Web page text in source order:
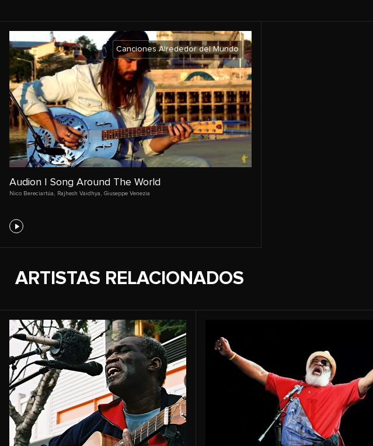
Canciones Alrededor del Mundo
Audion | Song Around The World
Nico Bereciartúa , Rajhesh Vaidhya , Giuseppe Venezia
ARTISTAS RELACIONADOS